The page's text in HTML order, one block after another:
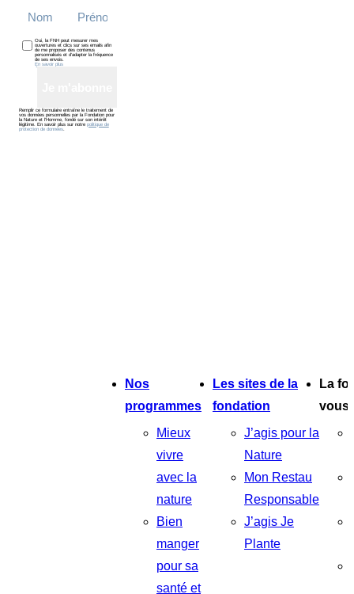
Oui, la FNH peut mesurer mes
ouvertures et clics sur ses emails afin
de me proposer des contenus
personnalisés et d’adapter la fréquence
de ses envois.
En savoir plus
Remplir ce formulaire entraîne le traitement de
vos données personnelles par la Fondation pour
la Nature et l’Homme, fondé sur son intérêt
légitime. En savoir plus sur notre politique de
protection de données.
Nos
programmes
Mieux
vivre
avec la
nature
Bien
manger
pour sa
santé et
Les sites de la
fondation
J’agis pour la
Nature
Mon Restau
Responsable
J’agis Je
Plante
La
vous